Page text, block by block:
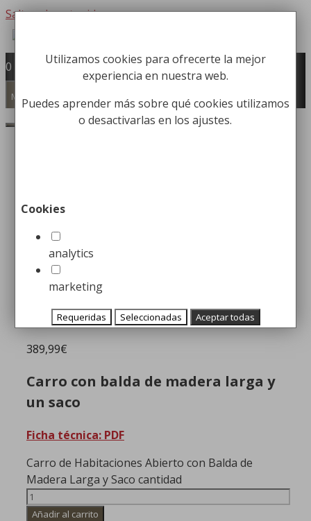
Saltar al contenido
Fabricación y comercialización de
equipamiento para la higiene industrial
Búsqueda de productos
0
Menú
Carro de Habitaciones
Abierto con Balda de
Madera Larga y Saco
389,99€
Carro con balda de madera larga y
un saco
Ficha técnica: PDF
Carro de Habitaciones Abierto con Balda de
Madera Larga y Saco cantidad
Añadir al carrito
Utilizamos cookies para ofrecerte la mejor
experiencia en nuestra web.
Puedes aprender más sobre qué cookies utilizamos
o desactivarlas en los ajustes.
Cookies
analytics
marketing
Requeridas Seleccionadas Aceptar todas